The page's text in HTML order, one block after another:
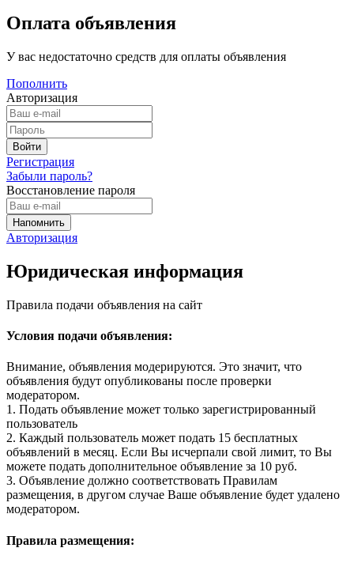
Оплата объявления
У вас недостаточно средств для оплаты объявления
Пополнить
Авторизация
Регистрация
Забыли пароль?
Восстановление пароля
Авторизация
Юридическая информация
Правила подачи объявления на сайт
Условия подачи объявления:
Внимание, объявления модерируются. Это значит, что
объявления будут опубликованы после проверки
модератором.
1. Подать объявление может только зарегистрированный
пользователь
2. Каждый пользователь может подать 15 бесплатных
объявлений в месяц. Если Вы исчерпали свой лимит, то Вы
можете подать дополнительное объявление за 10 руб.
3. Объявление должно соответствовать Правилам
размещения, в другом случае Ваше объявление будет удалено
модератором.
Правила размещения: